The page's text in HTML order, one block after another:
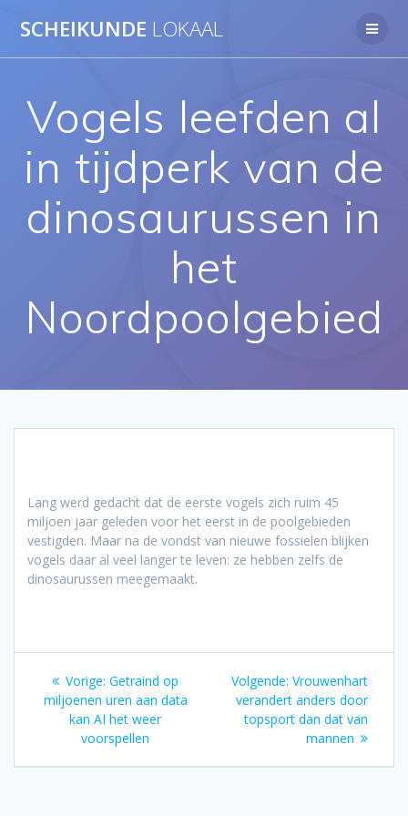
naar
SCHEIKUNDE LOKAAL
Vogels leefden al
in tijdperk van de
dinosaurussen in
het
Noordpoolgebied
Lang werd gedacht dat de eerste vogels zich ruim 45
miljoen jaar geleden voor het eerst in de poolgebieden
vestigden. Maar na de vondst van nieuwe fossielen blijken
vogels daar al veel langer te leven: ze hebben zelfs de
dinosaurussen meegemaakt.
Bericht
navigatie
Vorige: Vorig
bericht:
Getraind op
miljoenen uren aan data
kan AI het weer
voorspellen
Volgende: Volgend
bericht:
Vrouwenhart
verandert anders door
topsport dan dat van
mannen